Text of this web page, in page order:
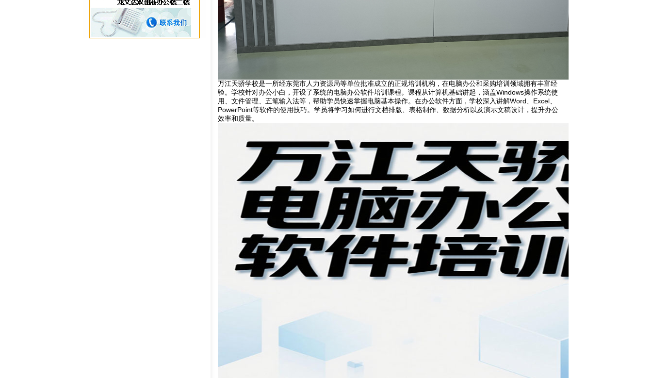
万江天骄学校是一所经东莞市人力资源局等单位批准成立的正规培训机构，在电脑办公和采购培训领域拥有丰富经
验。学校针对办公小白，开设了系统的电脑办公软件培训课程。课程从计算机基础讲起，涵盖Windows操作系统使
用、文件管理、五笔输入法等，帮助学员快速掌握电脑基本操作。在办公软件方面，学校深入讲解Word、Excel、
PowerPoint等软件的使用技巧。学员将学习如何进行文档排版、表格制作、数据分析以及演示文稿设计，提升办公
效率和质量。